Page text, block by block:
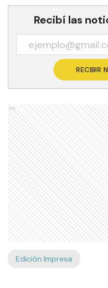
Recibí las
RECIBIR
Ads
Edición Impresa